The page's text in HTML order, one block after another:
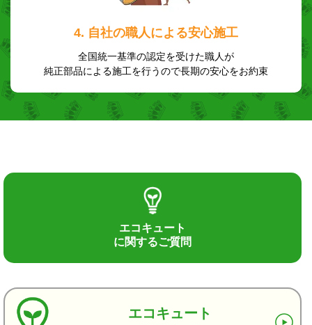
4. 自社の職人による安心施工
全国統一基準の認定を受けた職人が
純正部品による施工を行うので長期の安心をお約束
エコキュート
に関するご質問
エコキュート